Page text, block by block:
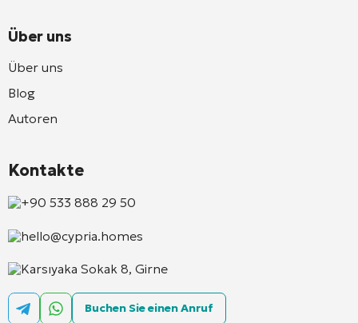
Über uns
Über uns
Blog
Autoren
Kontakte
+90 533 888 29 50
hello@cypria.homes
Karsıyaka Sokak 8, Girne
Buchen Sie einen Anruf